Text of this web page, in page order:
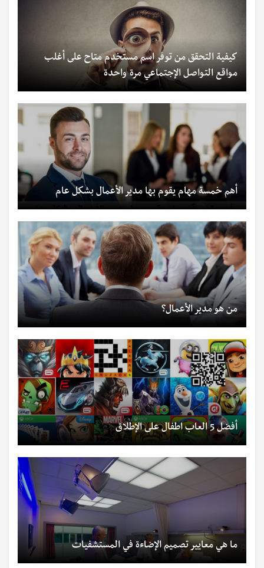
كيفية التحقق من توفر اسم مستخدم متاح على أغلب
مواقع التواصل الإجتماعي مرة واحدة
أهم خمسة مهام يقوم بها مدير الأعمال بشكل عام
من هو مدير الأعمال؟
أفضل 5 العاب اطفال على الإطلاق
ما هي معايير تصميم الإضاءة في المستشفيات